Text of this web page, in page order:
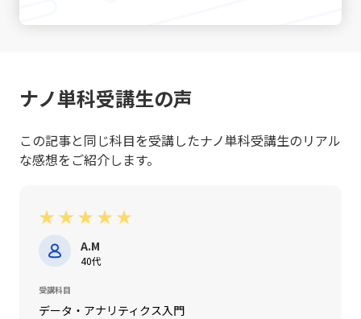
ナノ単科受講生の声
この記事と同じ科目を受講したナノ単科受講生のリアル
な感想をご紹介します。
★ ★ ★ ★ ★
A.M
40代
受講科目
データ・アナリティクス入門